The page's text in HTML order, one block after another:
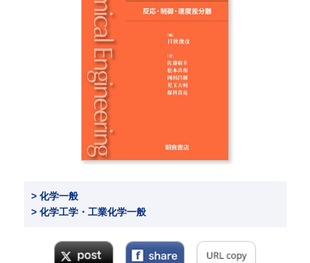
> 化学一般
> 化学工学・工業化学一般